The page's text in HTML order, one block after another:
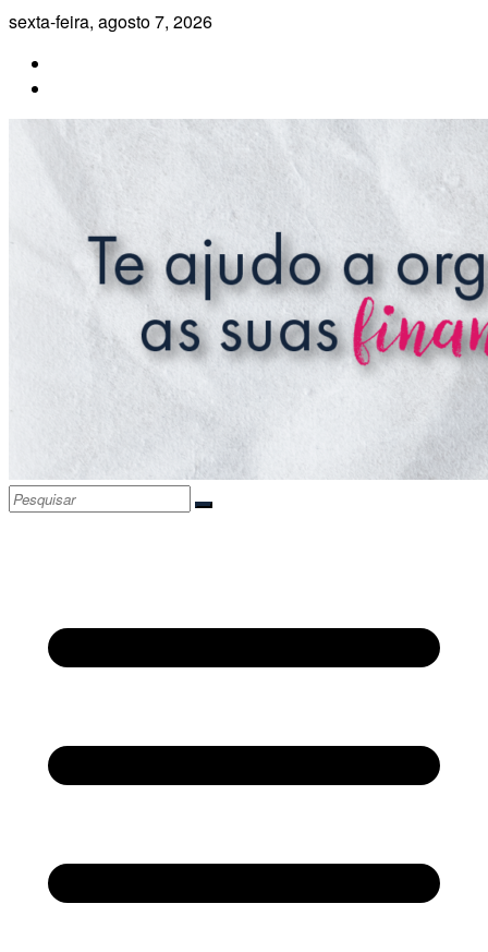
Pular
conteúdo
sexta-feira, agosto 7, 2026